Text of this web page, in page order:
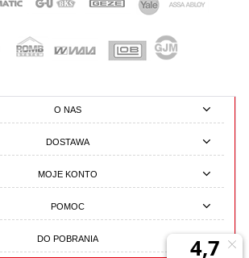
O NAS
DOSTAWA
MOJE KONTO
POMOC
DO POBRANIA